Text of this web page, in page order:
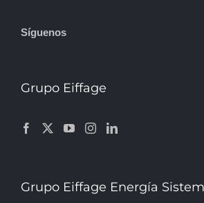
Síguenos
Grupo Eiffage
Grupo Eiffage Energía